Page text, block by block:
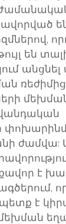
են
ռեժիմից
ժամվա:
է
է